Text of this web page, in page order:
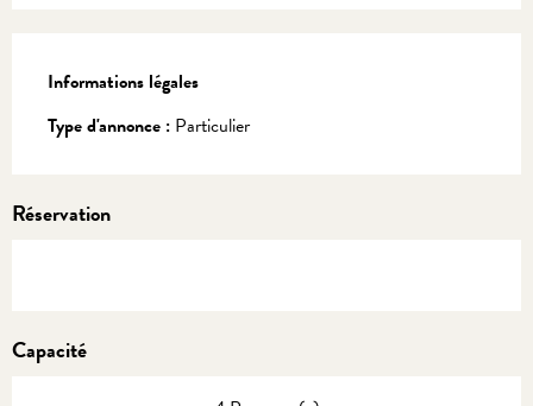
Informations légales
Informations légales
Type d'annonce : Particulier
Réservation
Capacité